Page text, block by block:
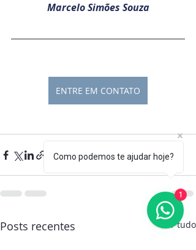
Marcelo Simões Souza
ENTRE EM CONTATO
Posts recentes Ver tudo
Como podemos te ajudar hoje?
1